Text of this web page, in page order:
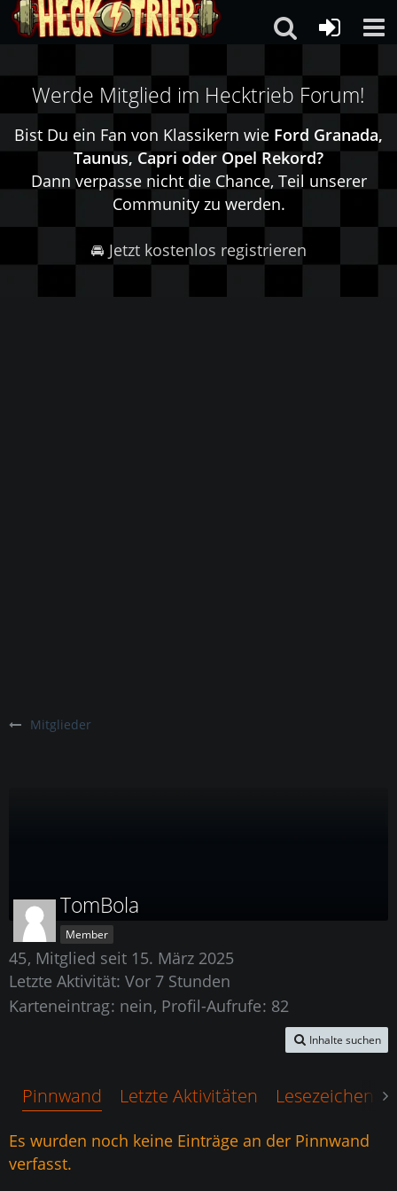
Werde Mitglied im Hecktrieb Forum!
Bist Du ein Fan von Klassikern wie Ford Granada,
Taunus, Capri oder Opel Rekord?
Dann verpasse nicht die Chance, Teil unserer
Community zu werden.
🚘 Jetzt kostenlos registrieren
Mitglieder
TomBola
Member
45 Mitglied seit 15. März 2025
Letzte Aktivität: Vor 7 Stunden
Karteneintrag nein Profil-Aufrufe 82
Inhalte suchen
Pinnwand Letzte Aktivitäten Lesezeichen
Es wurden noch keine Einträge an der Pinnwand
verfasst.